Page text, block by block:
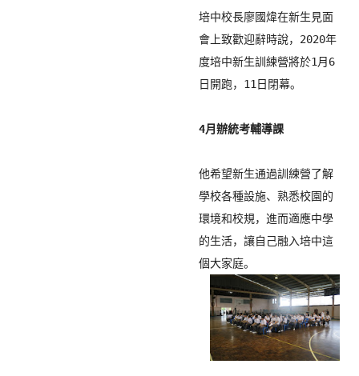
培中校長廖國煒在新生見面
會上致歡迎辭時說， 2020年
度培中新生訓練營將於1月6
日開跑，11日閉幕。
4月辦統考輔導課
他希望新生通過訓練營了解
學校各種設施、熟悉校園的
環境和校規， 進而適應中學
的生活，讓自己融入培中這